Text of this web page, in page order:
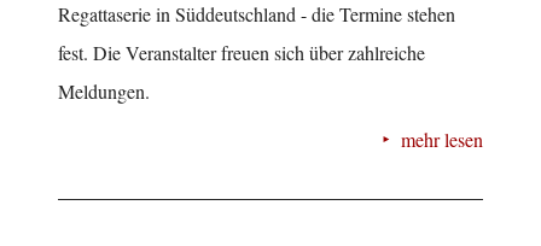
Regattaserie in Süddeutschland - die Termine stehen
fest. Die Veranstalter freuen sich über zahlreiche
Meldungen.
mehr lesen